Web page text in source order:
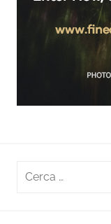
Ricerca